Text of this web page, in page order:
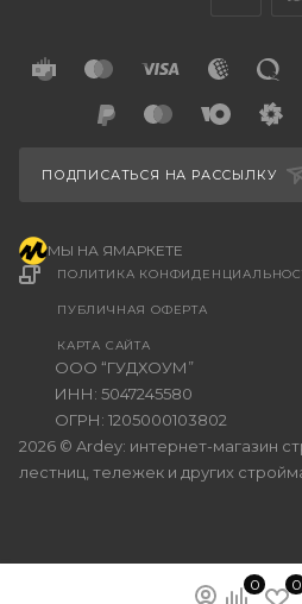
0 0
2026 © Ardey: интернет-магазин
лестниц, тележек и других
ООО “ГУДХОУМ”
ИНН: 5047245580
ОГРН: 1205000103802
ПОЛИТИКА
ПУБЛИЧНАЯ ОФЕРТА
КАРТА САЙТА
ПОДПИСАТЬСЯ НА РАССЫЛКУ
МЫ НА ЯМАРКЕТЕ